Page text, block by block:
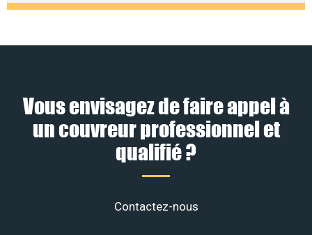
Vous envisagez de faire appel à
un couvreur professionnel et
qualifié ?
Contactez-nous